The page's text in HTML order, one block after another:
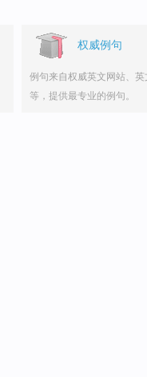
权威例句
例句来自权威英文网站、英
等，提供最专业的例句。